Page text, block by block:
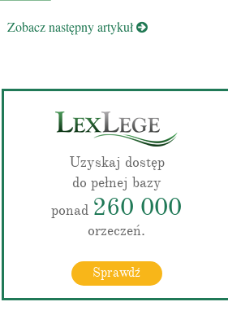
Zobacz następny artykuł
Uzyskaj dostęp
do pełnej bazy
ponad 260 000
orzeczeń.
Sprawdź